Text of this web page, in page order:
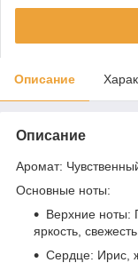
Описание
Описание
Аромат:
Основные ноты:
Верхние ноты:
яркость,
Сердце: Ирис,